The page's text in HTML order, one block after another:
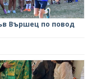
Вършец по повод